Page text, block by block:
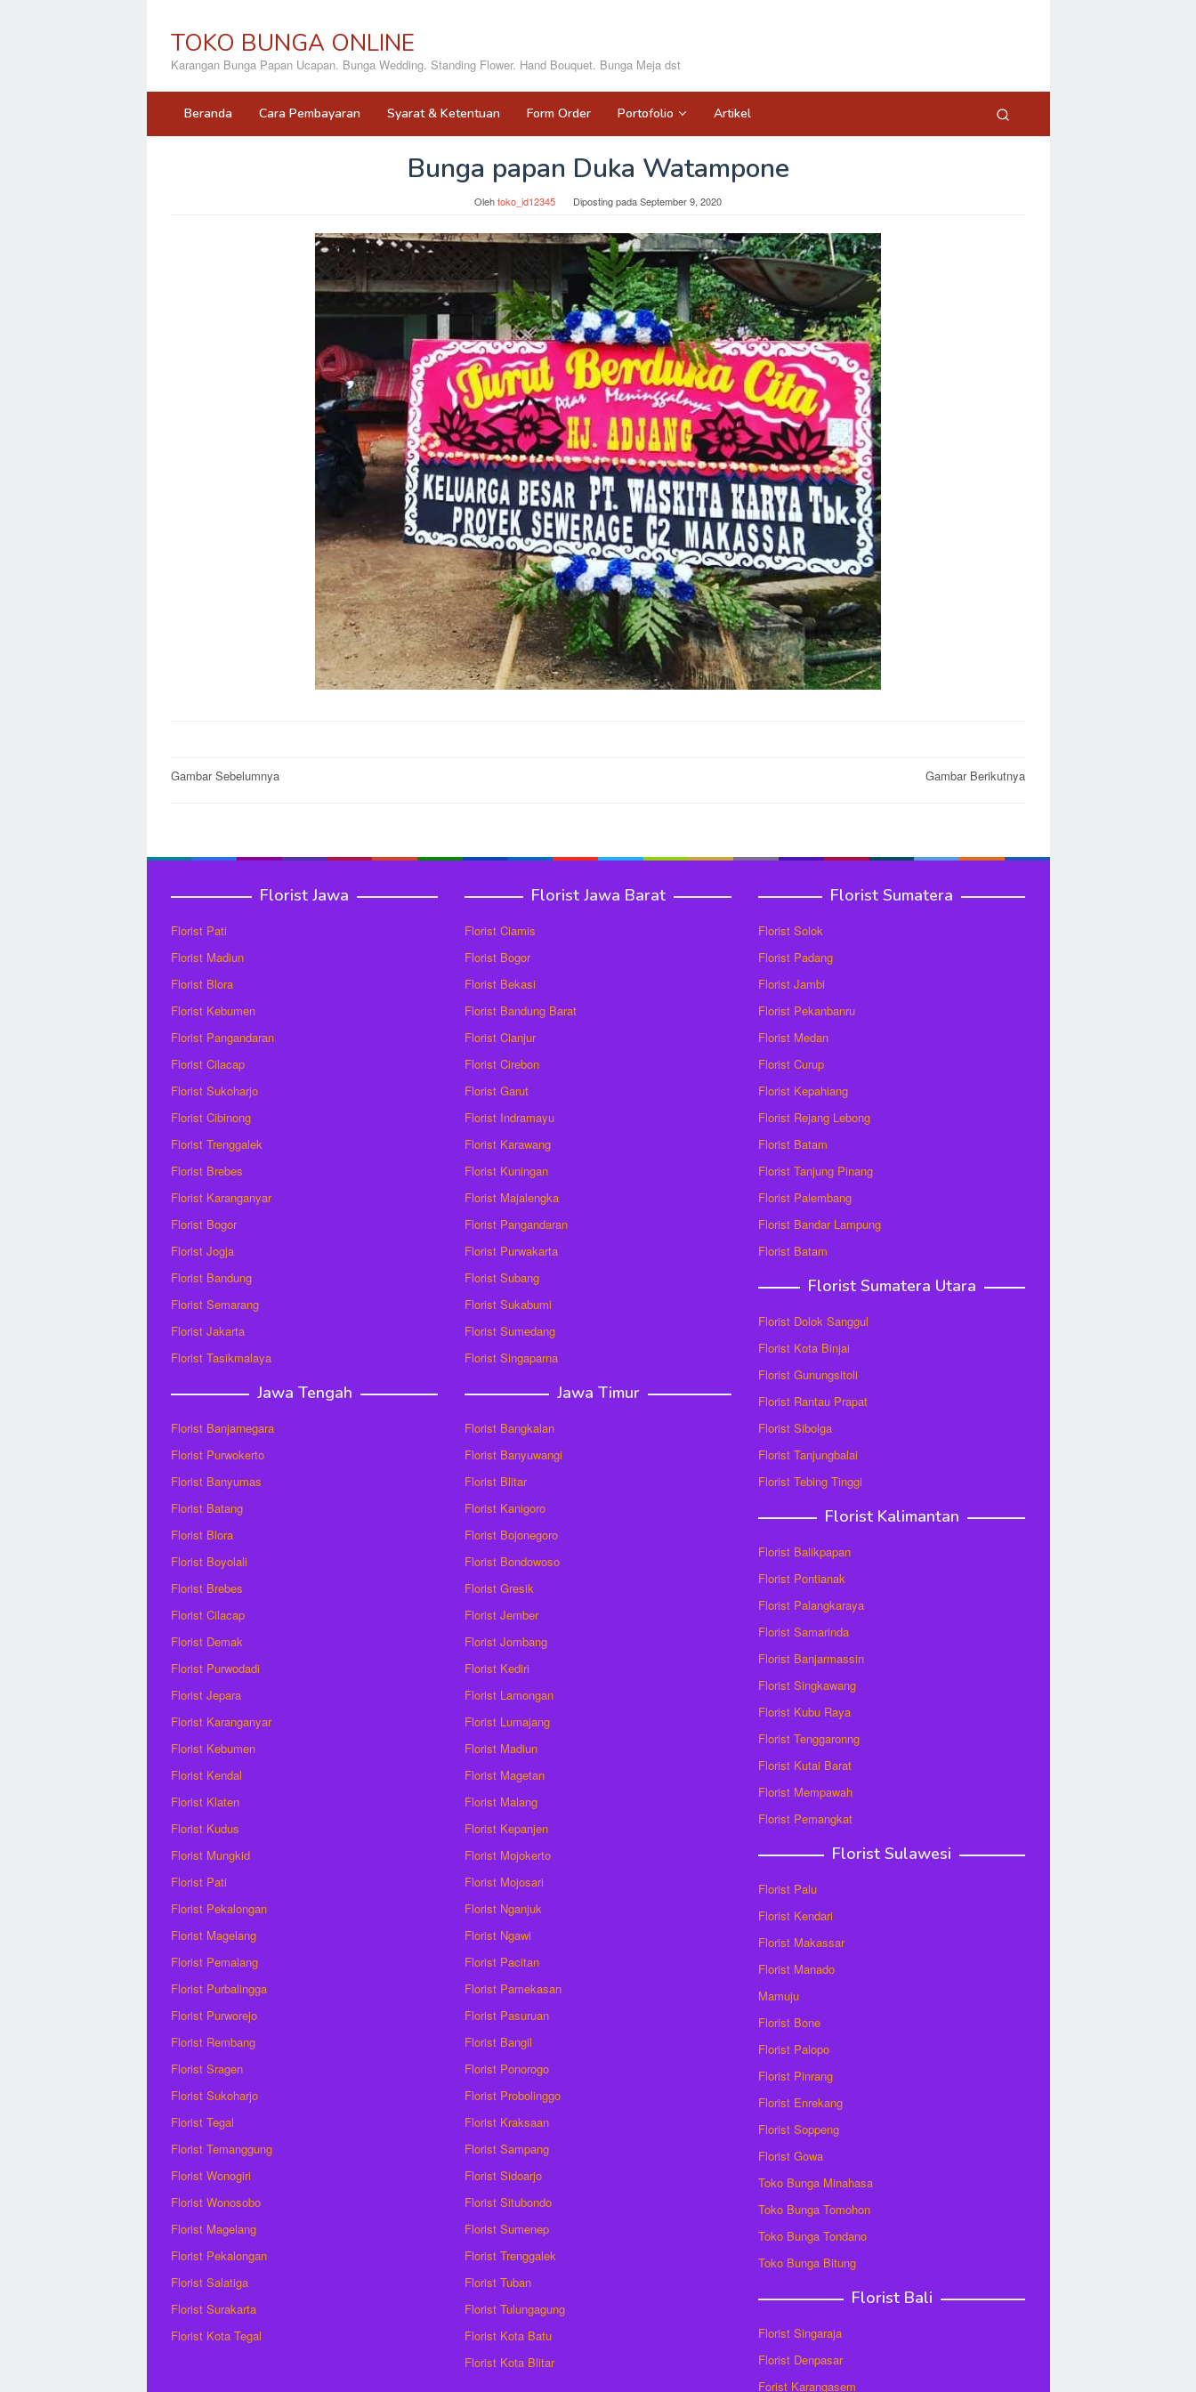
TOKO BUNGA ONLINE
Karangan Bunga Papan Ucapan. Bunga Wedding. Standing Flower. Hand Bouquet. Bunga Meja dst
Beranda Cara Pembayaran Syarat & Ketentuan Form Order Portofolio Artikel
Bunga papan Duka Watampone
Olehtoko_id12345 Diposting padaSeptember 9, 2020
Post
Gambar Sebelumnya Gambar Berikutnya
Florist Jawa
Florist Pati
Florist Madiun
Florist Blora
Florist Kebumen
Florist Pangandaran
Florist Cilacap
Florist Sukoharjo
Florist Cibinong
Florist Trenggalek
Florist Brebes
Florist Karanganyar
Florist Bogor
Florist Jogja
Florist Bandung
Florist Semarang
Florist Jakarta
Florist Tasikmalaya
Jawa Tengah
Florist Banjarnegara
Florist Purwokerto
Florist Banyumas
Florist Batang
Florist Blora
Florist Boyolali
Florist Brebes
Florist Cilacap
Florist Demak
Florist Purwodadi
Florist Jepara
Florist Karanganyar
Florist Kebumen
Florist Kendal
Florist Klaten
Florist Kudus
Florist Mungkid
Florist Pati
Florist Pekalongan
Florist Magelang
Florist Pemalang
Florist Purbalingga
Florist Purworejo
Florist Rembang
Florist Sragen
Florist Sukoharjo
Florist Tegal
Florist Temanggung
Florist Wonogiri
Florist Wonosobo
Florist Magelang
Florist Pekalongan
Florist Salatiga
Florist Surakarta
Florist Kota Tegal
Florist Jawa Barat
Florist Ciamis
Florist Bogor
Florist Bekasi
Florist Bandung Barat
Florist Cianjur
Florist Cirebon
Florist Garut
Florist Indramayu
Florist Karawang
Florist Kuningan
Florist Majalengka
Florist Pangandaran
Florist Purwakarta
Florist Subang
Florist Sukabumi
Florist Sumedang
Florist Singaparna
Jawa Timur
Florist Bangkalan
Florist Banyuwangi
Florist Blitar
Florist Kanigoro
Florist Bojonegoro
Florist Bondowoso
Florist Gresik
Florist Jember
Florist Jombang
Florist Kediri
Florist Lamongan
Florist Lumajang
Florist Madiun
Florist Magetan
Florist Malang
Florist Kepanjen
Florist Mojokerto
Florist Mojosari
Florist Nganjuk
Florist Ngawi
Florist Pacitan
Florist Pamekasan
Florist Pasuruan
Florist Bangil
Florist Ponorogo
Florist Probolinggo
Florist Kraksaan
Florist Sampang
Florist Sidoarjo
Florist Situbondo
Florist Sumenep
Florist Trenggalek
Florist Tuban
Florist Tulungagung
Florist Kota Batu
Florist Kota Blitar
Florist Sumatera
Florist Solok
Florist Padang
Florist Jambi
Florist Pekanbanru
Florist Medan
Florist Curup
Florist Kepahiang
Florist Rejang Lebong
Florist Batam
Florist Tanjung Pinang
Florist Palembang
Florist Bandar Lampung
Florist Batam
Florist Sumatera Utara
Florist Dolok Sanggul
Florist Kota Binjai
Florist Gunungsitoli
Florist Rantau Prapat
Florist Sibolga
Florist Tanjungbalai
Florist Tebing Tinggi
Florist Kalimantan
Florist Balikpapan
Florist Pontianak
Florist Palangkaraya
Florist Samarinda
Florist Banjarmassin
Florist Singkawang
Florist Kubu Raya
Florist Tenggaronng
Florist Kutai Barat
Florist Mempawah
Florist Pemangkat
Florist Sulawesi
Florist Palu
Florist Kendari
Florist Makassar
Florist Manado
Mamuju
Florist Bone
Florist Palopo
Florist Pinrang
Florist Enrekang
Florist Soppeng
Florist Gowa
Toko Bunga Minahasa
Toko Bunga Tomohon
Toko Bunga Tondano
Toko Bunga Bitung
Florist Bali
Florist Singaraja
Florist Denpasar
Forist Karangasem